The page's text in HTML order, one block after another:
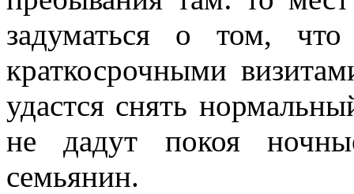
задуматься о том,
краткосрочными
удастся снять
не дадут покоя
семьянин.